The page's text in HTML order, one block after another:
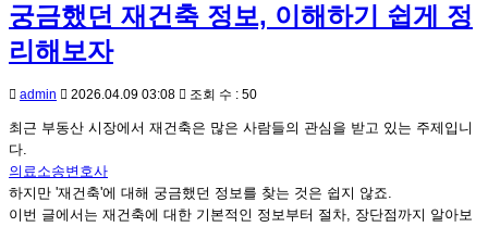
궁금했던 재건축 정보, 이해하기 쉽게 정
리해보자
admin 2026.04.09 03:08 조회 수 : 50
최근 부동산 시장에서 재건축은 많은 사람들의 관심을 받고 있는 주제입니
다.
의료소송변호사
하지만 '재건축'에 대해 궁금했던 정보를 찾는 것은 쉽지 않죠.
이번 글에서는 재건축에 대한 기본적인 정보부터 절차, 장단점까지 알아보